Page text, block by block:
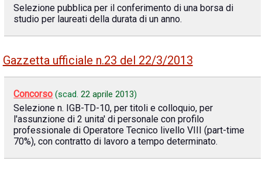
Selezione pubblica per il conferimento di una borsa di
studio per laureati della durata di un anno.
Gazzetta ufficiale n.23 del 22/3/2013
Concorso (scad.22 aprile 2013)
Selezione n. IGB-TD-10, per titoli e colloquio, per
l'assunzione di 2 unita' di personale con profilo
professionale di Operatore Tecnico livello VIII (part-time
70%), con contratto di lavoro a tempo determinato.